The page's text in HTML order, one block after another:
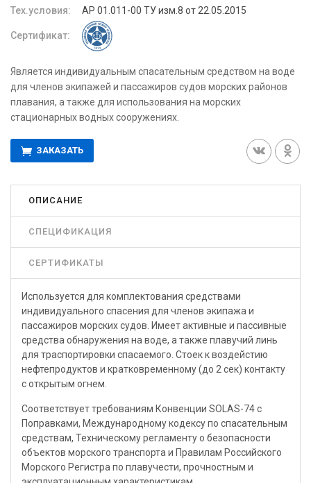
Тех.условия:
АР 01.011-00 ТУ изм.8 от 22.05.2015
Сертификат:
Является индивидуальным спасательным средством на воде
для членов экипажей и пассажиров судов морских районов
плавания, а также для использования на морских
стационарных водных сооружениях.
ЗАКАЗАТЬ
ОПИСАНИЕ
СПЕЦИФИКАЦИЯ
СЕРТИФИКАТЫ
Используется для комплектования средствами
индивидуального спасения для членов экипажа и
пассажиров морских судов. Имеет активные и пассивные
средства обнаружения на воде, а также плавучий линь
для траспортировки спасаемого. Стоек к воздейстию
нефтепродуктов и кратковременному (до 2 сек) контакту
с открытым огнем.
Соответствует требованиям Конвенции SOLAS-74 с
Поправками, Международному кодексу по спасательным
средствам, Техническому регламенту о безопасности
объектов морского транспорта и Правилам Российского
Морского Регистра по плавучести, прочностным и